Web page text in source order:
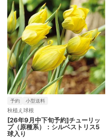
予約 小型送料
秋植え球根
[26年9月中下旬予約]チューリッ
プ（原種系）：シルベストリス5
球入り